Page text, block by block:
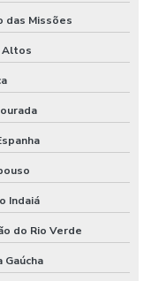
das Missões
Altos
Indaiá
do Rio Verde
Gaúcha